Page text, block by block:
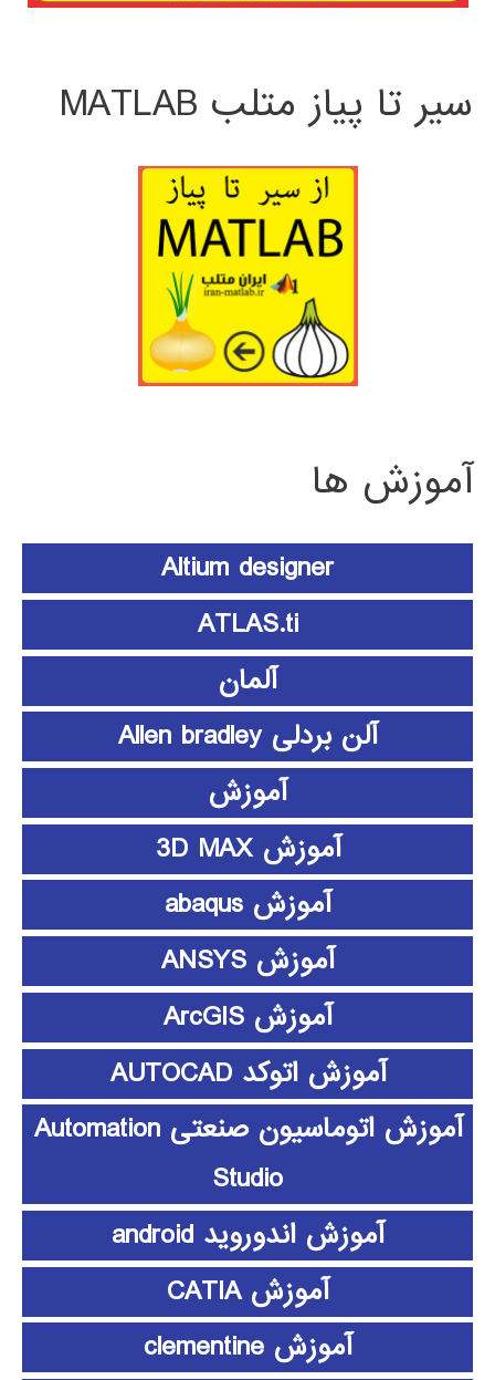
سیر تا پیاز متلب MATLAB
آموزش ها
Altium designer
ATLAS.ti
آلمان
آلن بردلی Allen bradley
آموزش
آموزش 3D MAX
آموزش abaqus
آموزش ANSYS
آموزش ArcGIS
آموزش اتوکد AUTOCAD
آموزش اتوماسیون صنعتی Automation
Studio
آموزش اندوروید android
آموزش CATIA
آموزش clementine